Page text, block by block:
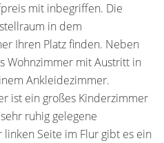
mit inbegriffen. Die
in dem
Ihren Platz finden. Neben
Wohnzimmer mit Austritt in
Ankleidezimmer.
ist ein großes Kinderzimmer
ruhig gelegene
Seite im Flur gibt es ein